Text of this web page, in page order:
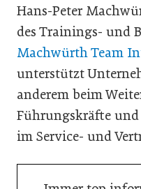
Hans-Peter
des Trainings- und
Machwürth Team
unterstützt
anderem beim
Führungskräfte und
im Service- und